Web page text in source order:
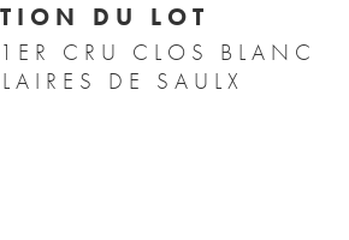
DU LOT
CRU CLOS BLANC
DE SAULX